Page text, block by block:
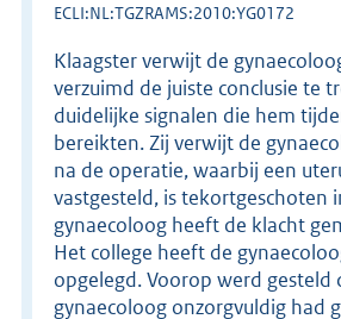
ECLI:NL:TGZRAMS:2010:YG0172
Klaagster verwijt de
verzuimd de juiste conclusie te
duidelijke signalen die hem
bereikten. Zij verwijt de
na de operatie, waarbij een
vastgesteld, is tekortgeschoten
gynaecoloog heeft de klacht
Het college heeft de
opgelegd. Voorop werd gesteld
gynaecoloog onzorgvuldig had